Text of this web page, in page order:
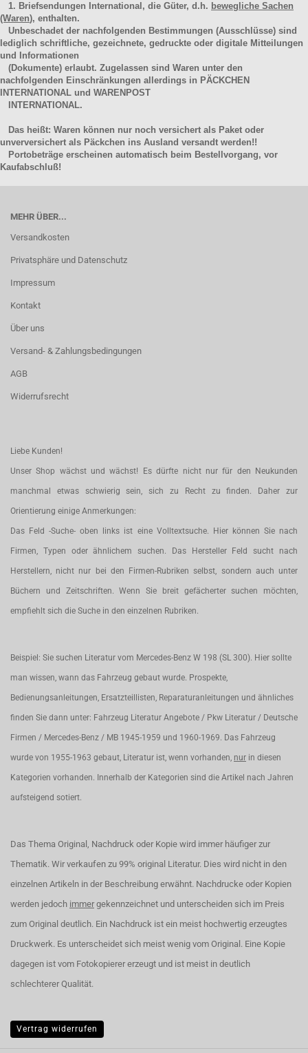
1. Briefsendungen International, die Güter, d.h. bewegliche Sachen
(Waren), enthalten.
Unbeschadet der nachfolgenden Bestimmungen (Ausschlüsse) sind
lediglich schriftliche, gezeichnete, gedruckte oder digitale Mitteilungen
und Informationen
(Dokumente) erlaubt. Zugelassen sind Waren unter den
nachfolgenden Einschränkungen allerdings in PÄCKCHEN
INTERNATIONAL und WARENPOST
INTERNATIONAL.
Das heißt: Waren können nur noch versichert als Paket oder
unverversichert als Päckchen ins Ausland versandt werden!!
Portobeträge erscheinen automatisch beim Bestellvorgang, vor
Kaufabschluß!
MEHR ÜBER...
Versandkosten
Privatsphäre und Datenschutz
Impressum
Kontakt
Über uns
Versand- & Zahlungsbedingungen
AGB
Widerrufsrecht
Liebe Kunden!
Unser Shop wächst und wächst! Es dürfte nicht nur für den Neukunden
manchmal etwas schwierig sein, sich zu Recht zu finden. Daher zur
Orientierung einige Anmerkungen:
Das Feld -Suche- oben links ist eine Volltextsuche. Hier können Sie nach
Firmen, Typen oder ähnlichem suchen. Das Hersteller Feld sucht nach
Herstellern, nicht nur bei den Firmen-Rubriken selbst, sondern auch unter
Büchern und Zeitschriften. Wenn Sie breit gefächerter suchen möchten,
empfiehlt sich die Suche in den einzelnen Rubriken.
Beispiel: Sie suchen Literatur vom Mercedes-Benz W 198 (SL 300). Hier sollte
man wissen, wann das Fahrzeug gebaut wurde. Prospekte,
Bedienungsanleitungen, Ersatzteillisten, Reparaturanleitungen und ähnliches
finden Sie dann unter: Fahrzeug Literatur Angebote / Pkw Literatur / Deutsche
Firmen / Mercedes-Benz / MB 1945-1959 und 1960-1969. Das Fahrzeug
wurde von 1955-1963 gebaut, Literatur ist, wenn vorhanden, nur in diesen
Kategorien vorhanden. Innerhalb der Kategorien sind die Artikel nach Jahren
aufsteigend sotiert.
Das Thema Original, Nachdruck oder Kopie wird immer häufiger zur
Thematik. Wir verkaufen zu 99% original Literatur. Dies wird nicht in den
einzelnen Artikeln in der Beschreibung erwähnt. Nachdrucke oder Kopien
werden jedoch immer gekennzeichnet und unterscheiden sich im Preis
zum Original deutlich. Ein Nachdruck ist ein meist hochwertig erzeugtes
Druckwerk. Es unterscheidet sich meist wenig vom Original. Eine Kopie
dagegen ist vom Fotokopierer erzeugt und ist meist in deutlich
schlechterer Qualität.
Vertrag widerrufen